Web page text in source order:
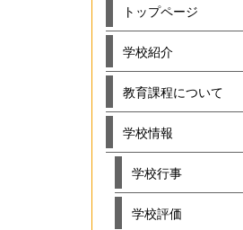
トップページ
学校紹介
教育課程について
学校情報
学校行事
学校評価